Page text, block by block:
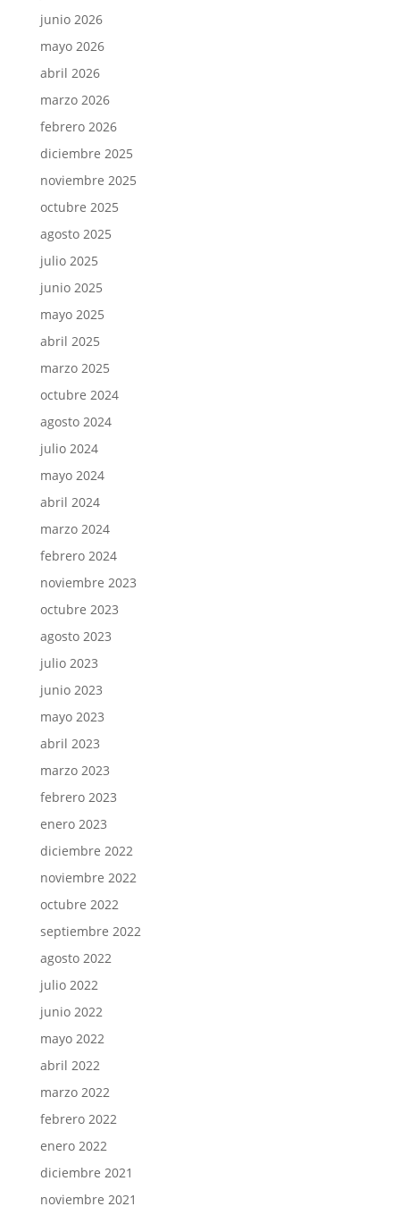
junio 2026
mayo 2026
abril 2026
marzo 2026
febrero 2026
diciembre 2025
noviembre 2025
octubre 2025
agosto 2025
julio 2025
junio 2025
mayo 2025
abril 2025
marzo 2025
octubre 2024
agosto 2024
julio 2024
mayo 2024
abril 2024
marzo 2024
febrero 2024
noviembre 2023
octubre 2023
agosto 2023
julio 2023
junio 2023
mayo 2023
abril 2023
marzo 2023
febrero 2023
enero 2023
diciembre 2022
noviembre 2022
octubre 2022
septiembre 2022
agosto 2022
julio 2022
junio 2022
mayo 2022
abril 2022
marzo 2022
febrero 2022
enero 2022
diciembre 2021
noviembre 2021